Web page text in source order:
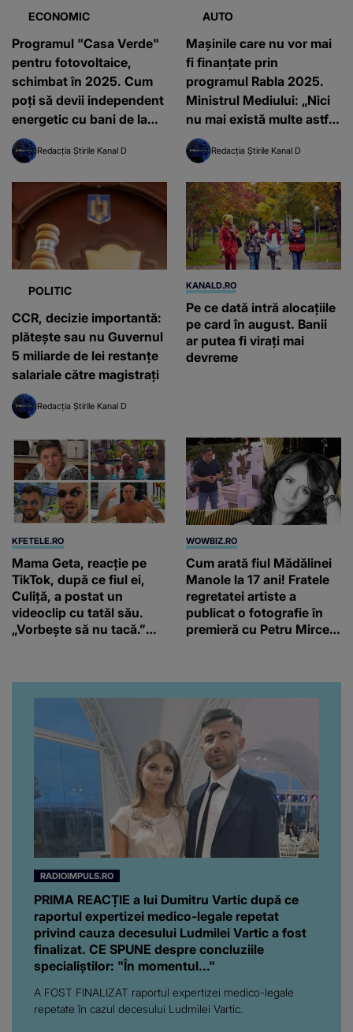
ECONOMIC
Programul "Casa Verde"
pentru fotovoltaice,
schimbat în 2025. Cum
poți să devii independent
energetic cu bani de la
stat
Redacția Știrile Kanal D
AUTO
Mașinile care nu vor mai
fi finanțate prin
programul Rabla 2025.
Ministrul Mediului: „Nici
nu mai există multe astfel
de modele”
Redacția Știrile Kanal D
POLITIC
CCR, decizie importantă:
plătește sau nu Guvernul
5 miliarde de lei restanțe
salariale către magistrați
Redacția Știrile Kanal D
KANALD.RO
Pe ce dată intră alocațiile
pe card în august. Banii
ar putea fi virați mai
devreme
KFETELE.RO
Mama Geta, reacție pe
TikTok, după ce fiul ei,
Culiță, a postat un
videoclip cu tatăl său.
„Vorbește să nu tacă.”
WOWBIZ.RO
Cum arată fiul Mădălinei
Manole la 17 ani! Fratele
regretatei artiste a
publicat o fotografie în
premieră cu Petru Mircea
RADIOIMPULS.RO
PRIMA REACȚIE a lui Dumitru Vartic după ce
raportul expertizei medico-legale repetat
privind cauza decesului Ludmilei Vartic a fost
finalizat. CE SPUNE despre concluziile
specialiștilor: "În momentul..."
A FOST FINALIZAT raportul expertizei medico-legale
repetate în cazul decesului Ludmilei Vartic.